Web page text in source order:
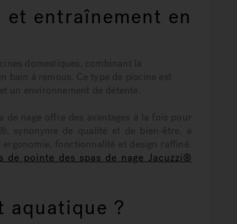
entraînement en
domestiques, combinant la
bain à remous. Ce type de piscine est
un environnement de détente.
nage offre des avantages à la fois pour
synonyme de qualité et de bien-être, a
fonctionnalité et design raffiné.
pointe des spas de nage Jacuzzi®
aquatique ?